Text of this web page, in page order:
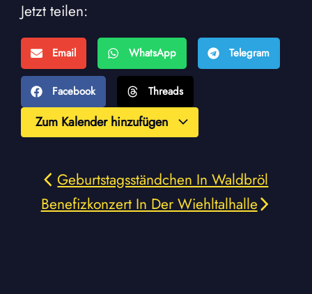
Jetzt teilen:
Email WhatsApp Telegram
Facebook Threads
Zum Kalender hinzufügen
Geburtstagsständchen In Waldbröl
Benefizkonzert In Der Wiehltalhalle